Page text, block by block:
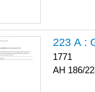
223 A :
1771
186/